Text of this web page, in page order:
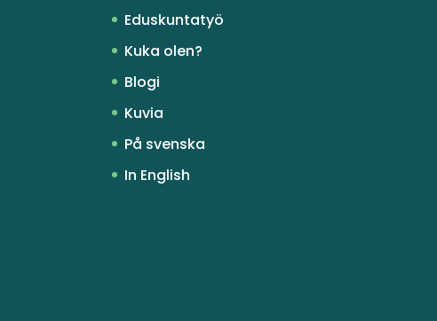
Eduskuntatyö
Kuka olen?
Blogi
Kuvia
På svenska
In English